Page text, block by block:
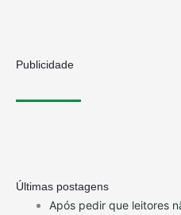
Publicidade
Últimas postagens
Após pedir que leitores